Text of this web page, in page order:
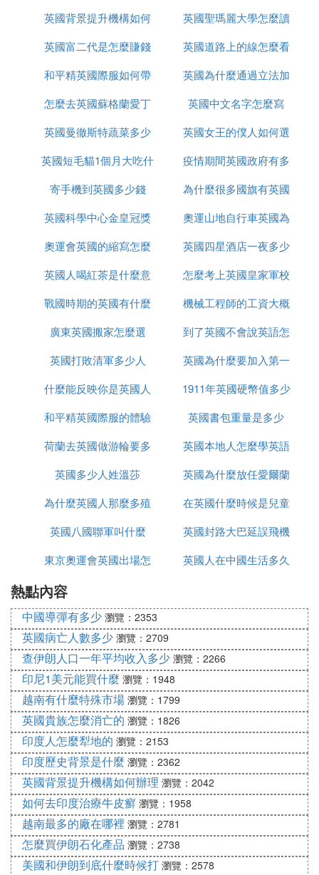
七年戰爭 歐洲大國之間的霸權爭奪戰 英國、普魯士
對陣法國 英國方勝，美國獨立戰爭其實是七年戰爭
反法戰爭 法國大革命時期整個歐洲反對拿破崙的戰
爭 最終拿破崙敗，其中1805年的特拉法爾加海戰，
英國海軍將領納爾遜全殲法國西班牙聯合艦隊
兩次鴉片戰爭為代表的侵略戰爭 中國 以中國為代表
第一次世界大戰 資本主義世界對於世界霸權的爭
奪，新興帝國對於老牌帝國的挑戰 德國和奧匈帝國
第二次世界大戰 反法西斯的正義戰爭 德國、日本和
義大利 反法西斯力量的偉大勝利
馬島戰爭 對於殖民地的保護戰爭 阿根廷 英國勝利
英國背景提升機構如何
辦理
英國聖瑪麗大學怎麼讀
英國富二代是怎麼賺錢
的
英國道路上的線怎麼看
和平精英國際服如何帶
槍進出生島
英國為什麼通過立法加
強社會保障
怎麼去英國蘇格蘭愛丁
堡
英國中文名字怎麼寫
英國曼徹斯特蔬菜多少
錢
英國女王的僕人如何選
的
英國短毛貓1個月大吃什
麼
疫情期間英國政府有多
少錢
寄手機到英國多少錢
為什麼很多國旗有英國
英國科學中心金皇冠獎
是什麼
奧運山地自行車英國為
什麼很厲害
奧運會英國的縮寫怎麼
改了
英國四星酒店一夜多少
錢
英國人喝紅茶是什麼意
思
怎麼考上英國皇家軍校
戰國時期的英國有什麼
事件
機械工程師的工資大概
多少英國
廣東英國搬家怎麼選
到了英國不會說英語怎
麼辦
英國打敗清軍多少人
英國為什麼要加入第一
次世界大戰
什麼能反映你是英國人
1911年英國硬幣值多少
錢
和平精英國際服的體驗
服如何上去
英國書包重量是多少
荷蘭去英國做游輪要多
久
英國本地人怎麼學英語
英國多少人姓溫莎
英國為什麼放任愛爾蘭
獨立
為什麼英國人那麼多殖
民地
在英國什麼時候是兒童
節
英國八國聯軍叫什麼
英國封路大巴延誤飛機
延誤怎麼辦
東京奧運會英國出場怎
英國人在中國生活多久
熱點內容
中國導彈有多少 瀏覽：2353
英國病亡人數多少 瀏覽：2709
查伊朗人口一年平均收入多少 瀏覽：2266
印尼1美元能買什麼 瀏覽：1948
越南有什麼特殊市場 瀏覽：1799
英國貴族怎麼消亡的 瀏覽：1826
印度人怎麼犁地的 瀏覽：2153
印度歷史背景是什麼 瀏覽：2362
英國背景提升機構如何辦理 瀏覽：2042
如何去印度治療牛皮癬 瀏覽：1958
越南最多的廠在哪裡 瀏覽：2781
怎麼買伊朗石化產品 瀏覽：2738
美國和伊朗到底什麼時候打 瀏覽：2578